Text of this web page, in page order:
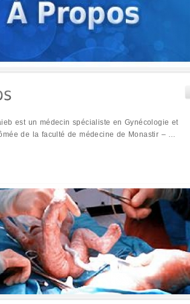
est un médecin spécialiste en Gynécologie et
de la faculté de médecine de Monastir – …